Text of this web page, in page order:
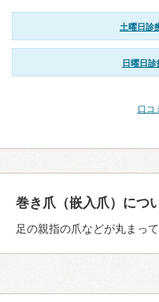
土曜日診
日曜日
口コ
巻き爪（嵌入爪）につ
足の親指の爪などが丸まっ